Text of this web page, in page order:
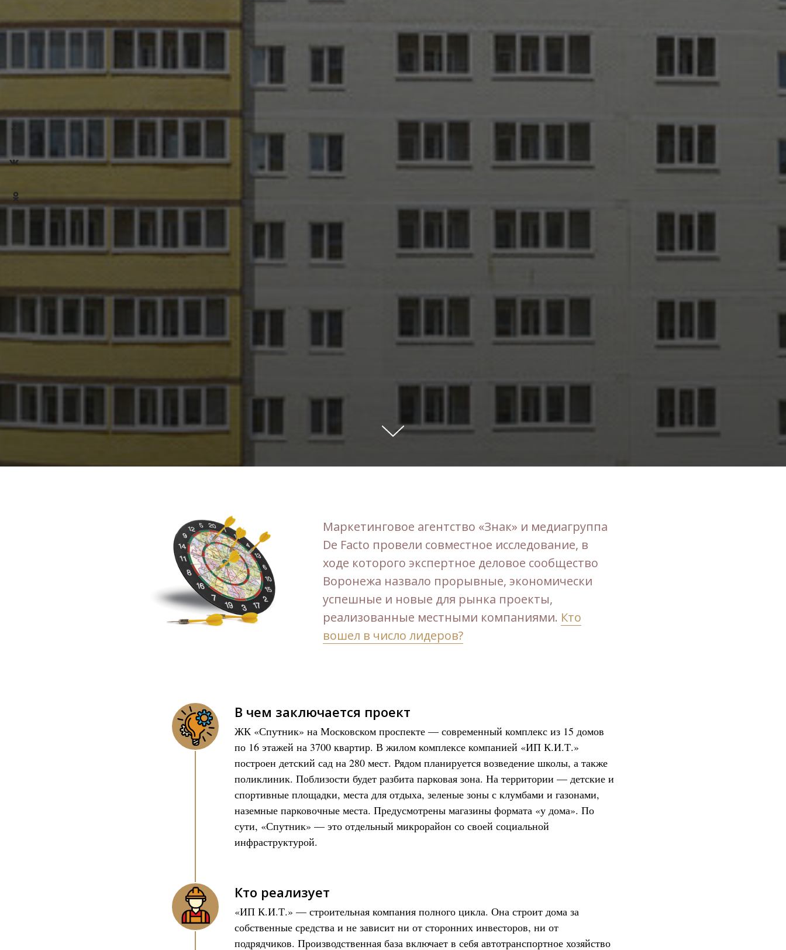
Маркетинговое агентство «Знак» и медиагруппа
De Facto провели совместное исследование, в
ходе которого экспертное деловое сообщество
Воронежа назвало прорывные, экономически
успешные и новые для рынка проекты,
реализованные местными компаниями. Кто
вошел в число лидеров?
В чем заключается проект
ЖК «Спутник» на Московском проспекте — современный комплекс из 15 домов
по 16 этажей на 3700 квартир. В жилом комплексе компанией «ИП К.И.Т.»
построен детский сад на 280 мест. Рядом планируется возведение школы, а также
поликлиник. Поблизости будет разбита парковая зона. На территории — детские и
спортивные площадки, места для отдыха, зеленые зоны с клумбами и газонами,
наземные парковочные места. Предусмотрены магазины формата «у дома». По
сути, «Спутник» — это отдельный микрорайон со своей социальной
инфраструктурой.
Кто реализует
«ИП К.И.Т.» — строительная компания полного цикла. Она строит дома за
собственные средства и не зависит ни от сторонних инвесторов, ни от
подрядчиков. Производственная база включает в себя автотранспортное хозяйство